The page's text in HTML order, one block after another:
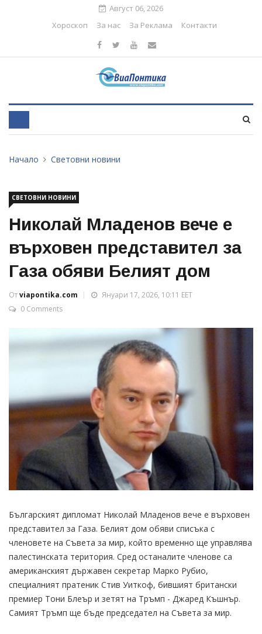
Август 06, 2026
Хороскоп
За нас За Реклама Контакти
Начало Световни новини
СВЕТОВНИ НОВИНИ
Николай Младенов вече е
върховен представител за
Газа обяви Белият дом
Отviapontika.com
Януари 17, 2026, 10:11 EET
0 Comments
Българският дипломат Николай Младенов вече е върховен
представител за Газа. Белият дом обяви списъка с
членовете на Съвета за мир, който временно ще управлява
палестинската територия. Сред останалите членове са
американският държавен секретар Марко Рубио,
специалният пратеник Стив Уиткоф, бившият британски
премиер Тони Блеър и зетят на Тръмп - Джаред Къшнър.
Самият Тръмп ще бъде председател на Съвета за мир.